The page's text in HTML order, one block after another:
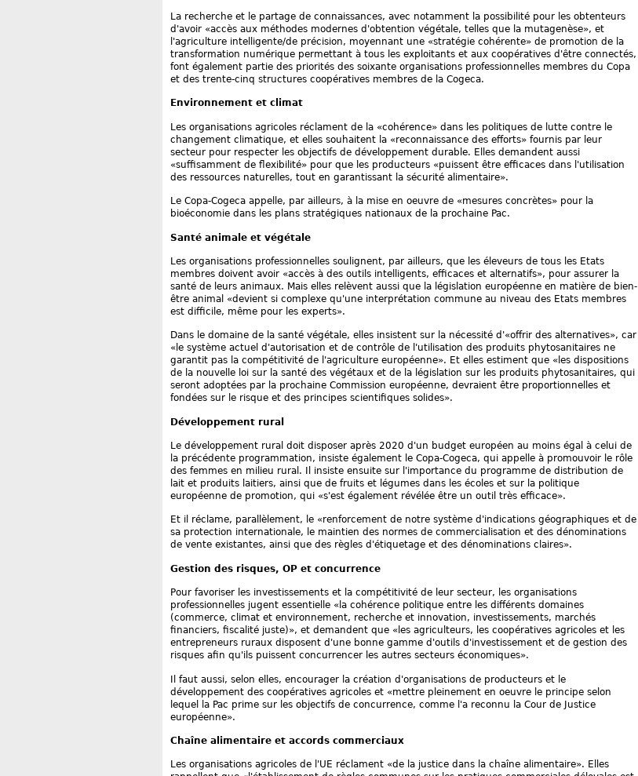
La recherche et le partage de connaissances, avec notamment la possibilité pour les obtenteurs
d'avoir «accès aux méthodes modernes d'obtention végétale, telles que la mutagenèse», et
l'agriculture intelligente/de précision, moyennant une «stratégie cohérente» de promotion de la
transformation numérique permettant à tous les exploitants et aux coopératives d'être connectés,
font également partie des priorités des soixante organisations professionnelles membres du Copa
et des trente-cinq structures coopératives membres de la Cogeca.
Environnement et climat
Les organisations agricoles réclament de la «cohérence» dans les politiques de lutte contre le
changement climatique, et elles souhaitent la «reconnaissance des efforts» fournis par leur
secteur pour respecter les objectifs de développement durable. Elles demandent aussi
«suffisamment de flexibilité» pour que les producteurs «puissent être efficaces dans l'utilisation
des ressources naturelles, tout en garantissant la sécurité alimentaire».
Le Copa-Cogeca appelle, par ailleurs, à la mise en oeuvre de «mesures concrètes» pour la
bioéconomie dans les plans stratégiques nationaux de la prochaine Pac.
Santé animale et végétale
Les organisations professionnelles soulignent, par ailleurs, que les éleveurs de tous les Etats
membres doivent avoir «accès à des outils intelligents, efficaces et alternatifs», pour assurer la
santé de leurs animaux. Mais elles relèvent aussi que la législation européenne en matière de bien-
être animal «devient si complexe qu'une interprétation commune au niveau des Etats membres
est difficile, même pour les experts».
Dans le domaine de la santé végétale, elles insistent sur la nécessité d'«offrir des alternatives», car
«le système actuel d'autorisation et de contrôle de l'utilisation des produits phytosanitaires ne
garantit pas la compétitivité de l'agriculture européenne». Et elles estiment que «les dispositions
de la nouvelle loi sur la santé des végétaux et de la législation sur les produits phytosanitaires, qui
seront adoptées par la prochaine Commission européenne, devraient être proportionnelles et
fondées sur le risque et des principes scientifiques solides».
Développement rural
Le développement rural doit disposer après 2020 d'un budget européen au moins égal à celui de
la précédente programmation, insiste également le Copa-Cogeca, qui appelle à promouvoir le rôle
des femmes en milieu rural. Il insiste ensuite sur l'importance du programme de distribution de
lait et produits laitiers, ainsi que de fruits et légumes dans les écoles et sur la politique
européenne de promotion, qui «s'est également révélée être un outil très efficace».
Et il réclame, parallèlement, le «renforcement de notre système d'indications géographiques et de
sa protection internationale, le maintien des normes de commercialisation et des dénominations
de vente existantes, ainsi que des règles d'étiquetage et des dénominations claires».
Gestion des risques, OP et concurrence
Pour favoriser les investissements et la compétitivité de leur secteur, les organisations
professionnelles jugent essentielle «la cohérence politique entre les différents domaines
(commerce, climat et environnement, recherche et innovation, investissements, marchés
financiers, fiscalité juste)», et demandent que «les agriculteurs, les coopératives agricoles et les
entrepreneurs ruraux disposent d'une bonne gamme d'outils d'investissement et de gestion des
risques afin qu'ils puissent concurrencer les autres secteurs économiques».
Il faut aussi, selon elles, encourager la création d'organisations de producteurs et le
développement des coopératives agricoles et «mettre pleinement en oeuvre le principe selon
lequel la Pac prime sur les objectifs de concurrence, comme l'a reconnu la Cour de Justice
européenne».
Chaîne alimentaire et accords commerciaux
Les organisations agricoles de l'UE réclament «de la justice dans la chaîne alimentaire». Elles